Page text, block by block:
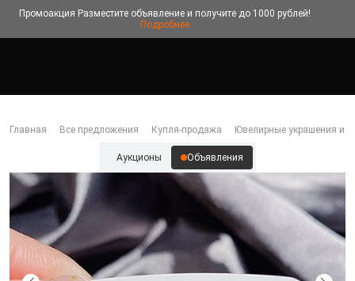
Промоакция Разместите объявление и получите до 1000 рублей!
Подробнее
Главная Все предложения Купля-продажа Ювелирные украшения и
Аукционы Объявления